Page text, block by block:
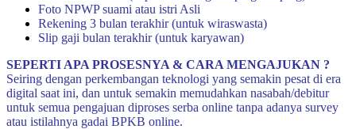
Foto NPWP suami atau istri Asli
Rekening 3 bulan terakhir (untuk wiraswasta)
Slip gaji bulan terakhir (untuk karyawan)
SEPERTI APA PROSESNYA & CARA MENGAJUKAN ?
Seiring dengan perkembangan teknologi yang semakin pesat di era
digital saat ini, dan untuk semakin memudahkan nasabah/debitur
untuk semua pengajuan diproses serba online tanpa adanya survey
atau istilahnya gadai BPKB online.